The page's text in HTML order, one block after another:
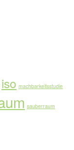
iso machbarkeitsstudie
sauberraum